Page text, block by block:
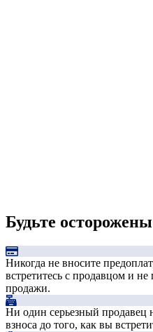
Будьте
Никогда не вносите
встретитесь с продавцом и
продажи.
Ни один серьезный продавец
взноса до того, как вы